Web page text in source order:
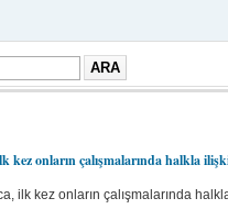
kez onların çalışmalarında halkla
ilk kez onların çalışmalarında